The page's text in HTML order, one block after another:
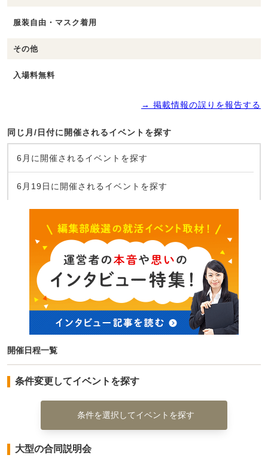
服装自由・マスク着用
その他
入場料無料
→ 掲載情報の誤りを報告する
同じ月/日付に開催されるイベントを探す
6月に開催されるイベントを探す
6月19日に開催されるイベントを探す
開催日程一覧
条件変更してイベントを探す
条件を選択してイベントを探す
大型の合同説明会